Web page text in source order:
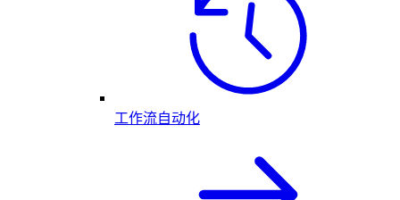
工作流自动化